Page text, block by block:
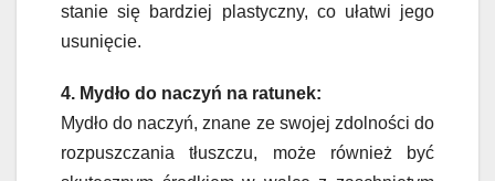
stanie się bardziej plastyczny, co ułatwi jego
usunięcie.
4. Mydło do naczyń na ratunek:
Mydło do naczyń, znane ze swojej zdolności do
rozpuszczania tłuszczu, może również być